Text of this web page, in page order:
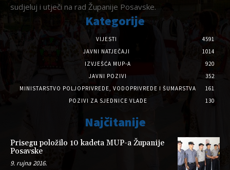
sudjeluj i utječi na rad Županije Posavske.
Kategorije
VIJESTI
4591
JAVNI NATJEČAJI
1014
IZVJEŠĆA MUP-A
920
JAVNI POZIVI
352
MINISTARSTVO POLJOPRIVREDE, VODOPRIVREDE I ŠUMARSTVA
161
POZIVI ZA SJEDNICE VLADE
130
Najčitanije
Prisegu položilo 10 kadeta MUP-a Županije
Posavske
9. rujna 2016.